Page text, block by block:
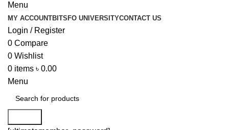
Menu
MY ACCOUNTBITSFO UNIVERSITYCONTACT US
Login / Register
0 Compare
0 Wishlist
0 items ৳ 0.00
Menu